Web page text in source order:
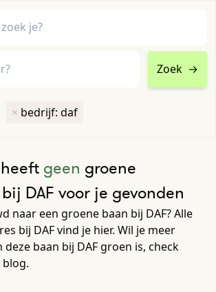
Zoek →
× bedrijf: daf
geen groene
DAF voor je gevonden
naar een groene baan bij DAF? Alle
bij DAF vind je hier. Wil je meer
baan bij DAF groen is, check
blog.